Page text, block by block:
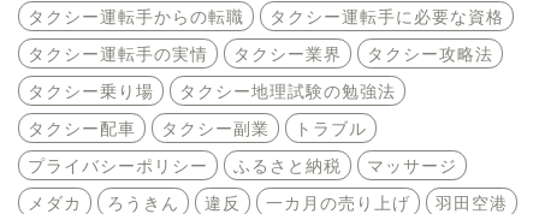
タクシー運転手からの転職
タクシー運転手に必要な資格
タクシー運転手の実情
タクシー業界
タクシー攻略法
タクシー乗り場
タクシー地理試験の勉強法
タクシー配車
タクシー副業
トラブル
プライバシーポリシー
ふるさと納税
マッサージ
メダカ
ろうきん 違反 一カ月の売り上げ
羽田空港